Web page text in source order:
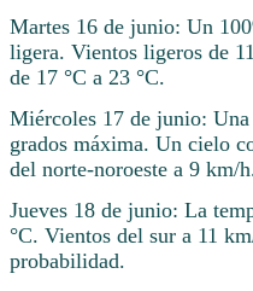
Martes 16 de junio: Un
ligera. Vientos ligeros de
de 17 °C a 23 °C.
Miércoles 17 de junio: Una
grados máxima. Un cielo
del norte-noroeste a 9 km/
Jueves 18 de junio: La
°C. Vientos del sur a 11
probabilidad.